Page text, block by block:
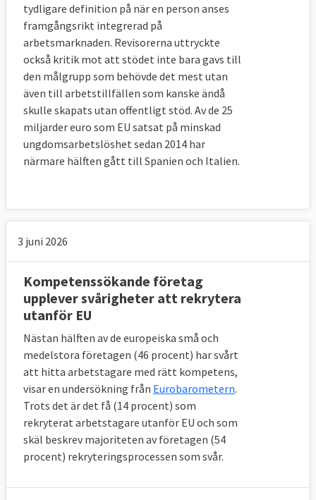
tydligare definition på när en person anses
framgångsrikt integrerad på
arbetsmarknaden. Revisorerna uttryckte
också kritik mot att stödet inte bara gavs till
den målgrupp som behövde det mest utan
även till arbetstillfällen som kanske ändå
skulle skapats utan offentligt stöd. Av de 25
miljarder euro som EU satsat på minskad
ungdomsarbetslöshet sedan 2014 har
närmare hälften gått till Spanien och Italien.
3 juni 2026
Kompetenssökande företag
upplever svårigheter att rekrytera
utanför EU
Nästan hälften av de europeiska små och
medelstora företagen (46 procent) har svårt
att hitta arbetstagare med rätt kompetens,
visar en undersökning från Eurobarometern.
Trots det är det få (14 procent) som
rekryterat arbetstagare utanför EU och som
skäl beskrev majoriteten av företagen (54
procent) rekryteringsprocessen som svår.